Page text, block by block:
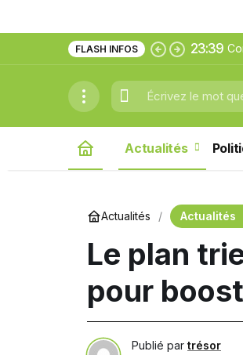
FLASH INFOS 23:39
Actualités
Actualités Actualités
Le plan
pour
Publié par trésor